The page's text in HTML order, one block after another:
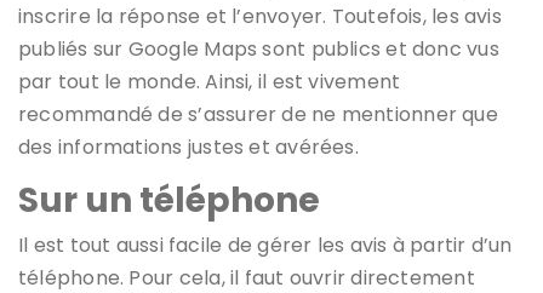
inscrire la réponse et l’envoyer. Toutefois, les avis
publiés sur Google Maps sont publics et donc vus
par tout le monde. Ainsi, il est vivement
recommandé de s’assurer de ne mentionner que
des informations justes et avérées.
Sur un téléphone
Il est tout aussi facile de gérer les avis à partir d’un
téléphone. Pour cela, il faut ouvrir directement